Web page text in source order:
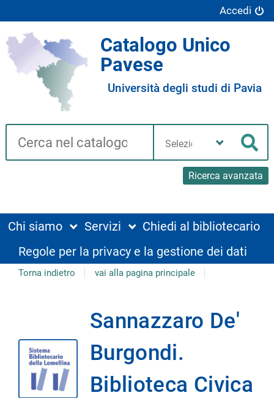
Accedi
Catalogo Unico
Pavese
Università degli studi di Pavia
Cerca su "Catalogo"
Ricerca avanzata
biblioteca
Chi siamo Servizi
Chiedi al bibliotecario
Regole per la privacy e la gestione dei dati
Torna indietro vai alla pagina principale
Sannazzaro De'
Burgondi.
Biblioteca Civica